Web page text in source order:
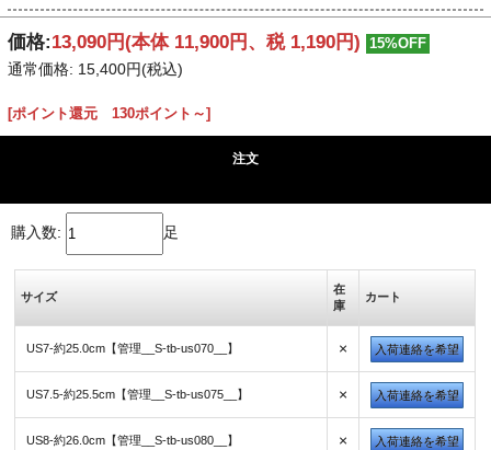
価格:13,090円(本体 11,900円、税 1,190円) 15%OFF
通常価格: 15,400円(税込)
[ポイント還元 130ポイント～]
注文
購入数: 足
サイズ
在
庫
カート
US7-約25.0cm【管理__S-tb-us070__】 × 入荷連絡を希望
US7.5-約25.5cm【管理__S-tb-us075__】 × 入荷連絡を希望
US8-約26.0cm【管理__S-tb-us080__】 × 入荷連絡を希望